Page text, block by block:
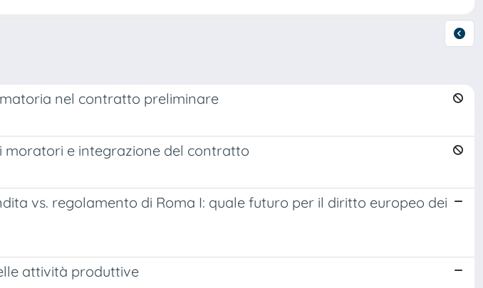
nel contratto preliminare
moratori e integrazione del contratto
vs. regolamento di Roma I: quale futuro per il diritto europeo dei
attività produttive